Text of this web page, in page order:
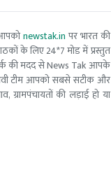
newstak.in पर भारत की
के लिए 24*7 मोड में प्रस्तुत
की मदद से News Tak आपके
टीम आपको सबसे सटीक और
ग्रामपंचायतों की लड़ाई हो या